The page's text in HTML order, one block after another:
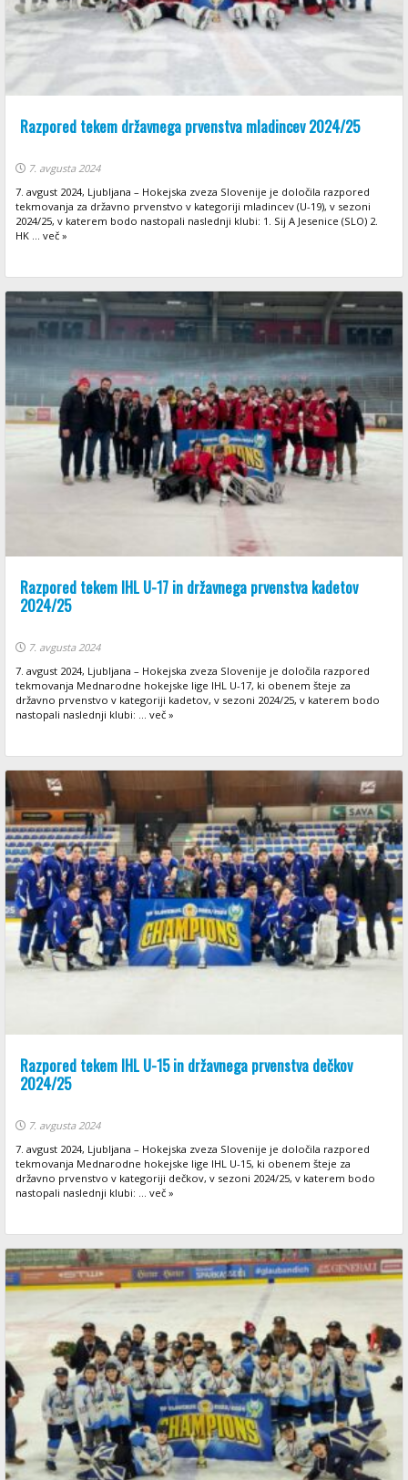
Razpored tekem državnega prvenstva mladincev 2024/25
7. avgusta 2024
7. avgust 2024, Ljubljana – Hokejska zveza Slovenije je določila razpored
tekmovanja za državno prvenstvo v kategoriji mladincev (U-19), v sezoni
2024/25, v katerem bodo nastopali naslednji klubi: 1. Sij A Jesenice (SLO) 2.
HK ... več »
Razpored tekem IHL U-17 in državnega prvenstva kadetov
2024/25
7. avgusta 2024
7. avgust 2024, Ljubljana – Hokejska zveza Slovenije je določila razpored
tekmovanja Mednarodne hokejske lige IHL U-17, ki obenem šteje za
državno prvenstvo v kategoriji kadetov, v sezoni 2024/25, v katerem bodo
nastopali naslednji klubi: ... več »
Razpored tekem IHL U-15 in državnega prvenstva dečkov
2024/25
7. avgusta 2024
7. avgust 2024, Ljubljana – Hokejska zveza Slovenije je določila razpored
tekmovanja Mednarodne hokejske lige IHL U-15, ki obenem šteje za
državno prvenstvo v kategoriji dečkov, v sezoni 2024/25, v katerem bodo
nastopali naslednji klubi: ... več »